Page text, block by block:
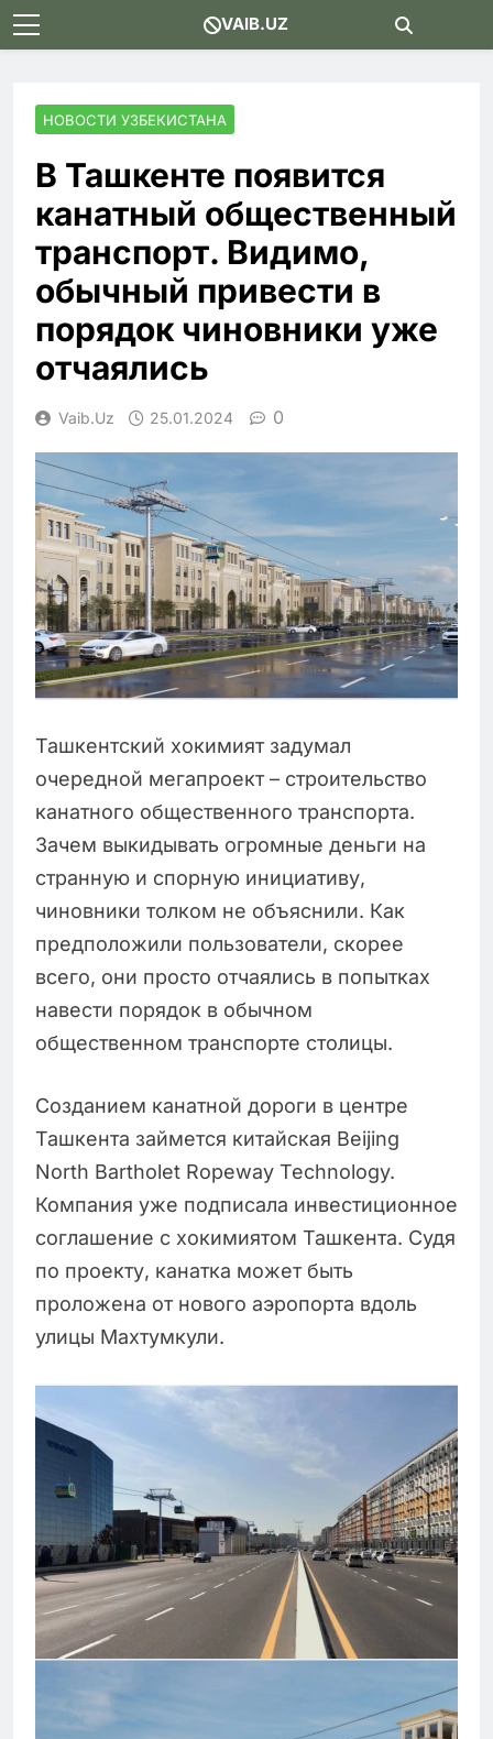
Skip
to
VAIB.UZ
НОВОСТИ УЗБЕКИСТАНА
В Ташкенте появится
канатный общественный
транспорт. Видимо,
обычный привести в
порядок чиновники уже
отчаялись
Vaib.uz 25.01.2024 0
Ташкентский хокимият задумал
очередной мегапроект – строительство
канатного общественного транспорта.
Зачем выкидывать огромные деньги на
странную и спорную инициативу,
чиновники толком не объяснили. Как
предположили пользователи, скорее
всего, они просто отчаялись в попытках
навести порядок в обычном
общественном транспорте столицы.
Созданием канатной дороги в центре
Ташкента займется китайская Beijing
North Bartholet Ropeway Technology.
Компания уже подписала инвестиционное
соглашение с хокимиятом Ташкента. Судя
по проекту, канатка может быть
проложена от нового аэропорта вдоль
улицы Махтумкули.